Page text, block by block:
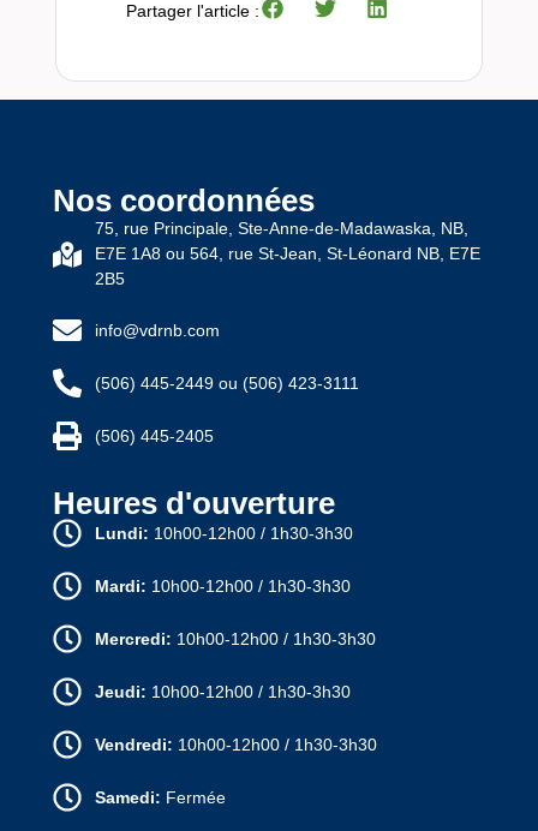
Partager l'article :
Nos coordonnées
75, rue Principale, Ste-Anne-de-Madawaska, NB,
E7E 1A8 ou 564, rue St-Jean, St-Léonard NB, E7E
2B5
info@vdrnb.com
(506) 445-2449 ou (506) 423-3111
(506) 445-2405
Heures d'ouverture
Lundi: 10h00-12h00 / 1h30-3h30
Mardi: 10h00-12h00 / 1h30-3h30
Mercredi: 10h00-12h00 / 1h30-3h30
Jeudi: 10h00-12h00 / 1h30-3h30
Vendredi: 10h00-12h00 / 1h30-3h30
Samedi: Fermée